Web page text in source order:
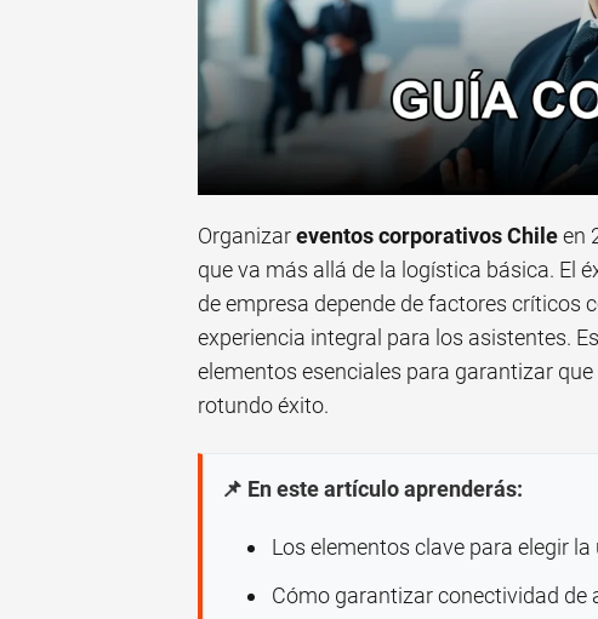
Organizareventos corporativos Chileen
que va más allá de la logística básica. El
de empresa depende de factores críticos
experiencia integral para los asistentes.
elementos esenciales para garantizar
rotundo éxito.
📌 En este artículo aprenderás:
Los elementos clave para elegir
Cómo garantizar conectividad de